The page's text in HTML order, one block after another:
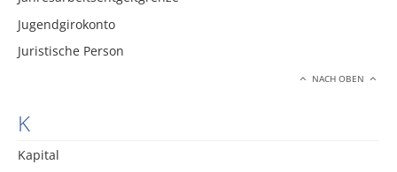
Jugendgirokonto
Juristische Person
NACH OBEN
K
Kapital